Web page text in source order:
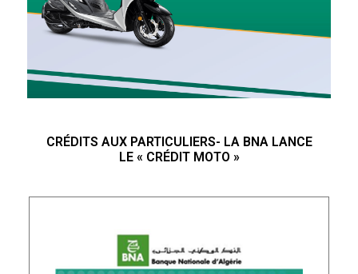
CRÉDITS AUX PARTICULIERS- LA BNA LANCE
LE « CRÉDIT MOTO »